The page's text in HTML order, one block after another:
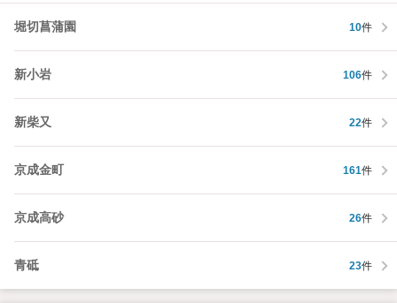
堀切菖蒲園 10件
新小岩 106件
新柴又 22件
京成金町 161件
京成高砂 26件
青砥 23件